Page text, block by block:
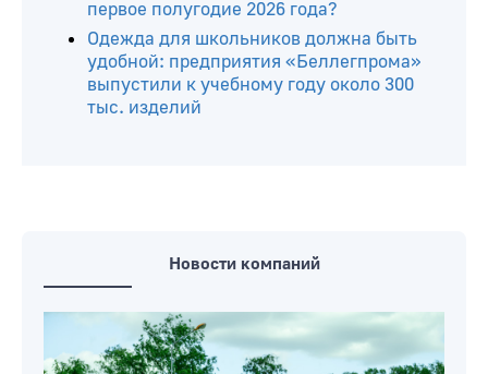
Изменения с 1 августа в Беларуси:
вырастут пособия, банки вводят
лимиты, открываются школьные
базары
С какой зарплатой и другими
тыс. изделий